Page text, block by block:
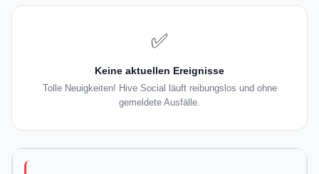
✅
Keine aktuellen Ereignisse
Tolle Neuigkeiten! Hive Social läuft reibungslos und ohne
gemeldete Ausfälle.